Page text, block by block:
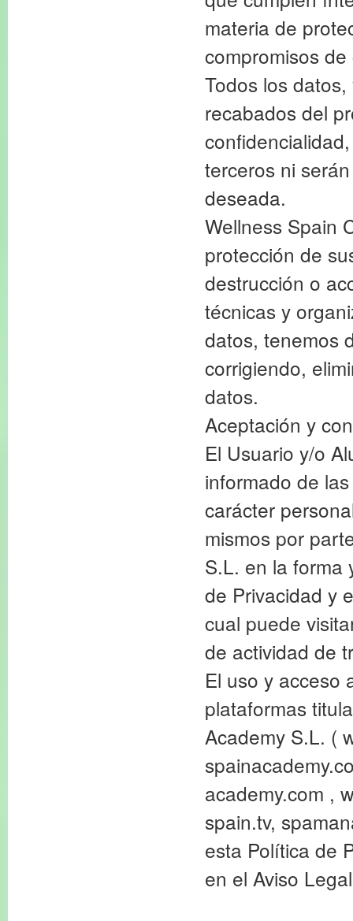
materia de
compromisos
Todos los
recabados del
terceros ni
deseada.
Wellness Spain
protección de
destrucción o
técnicas y
datos, tenemos
corrigiendo,
datos.
Aceptación y
El Usuario y/o
informado de
carácter
mismos por
S.L. en la forma
de Privacidad y
cual puede
de actividad de
El uso y acceso
plataformas
Academy S.L. (
academy.com ,
spain.tv,
esta Política de
en el Aviso